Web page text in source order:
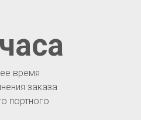
время
заказа
портного